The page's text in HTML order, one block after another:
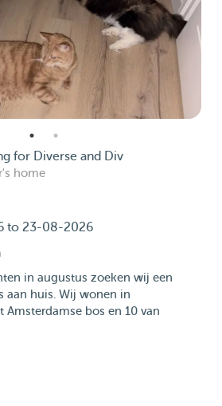
for Diverse and Div
home
to 23-08-2026
in augustus zoeken wij een
aan huis. Wij wonen in
Amsterdamse bos en 10 van